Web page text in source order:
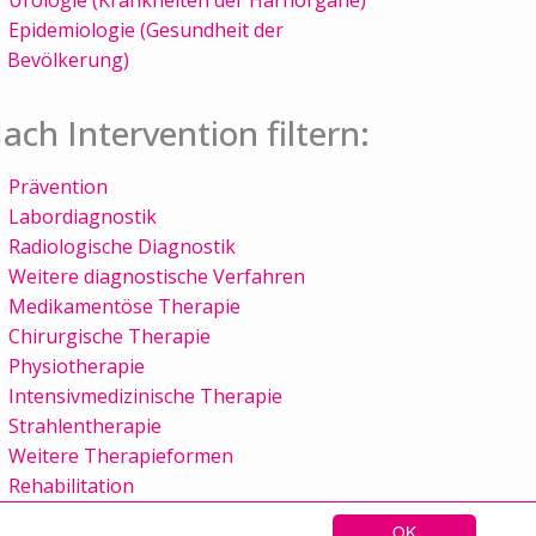
OK
Epidemiologie (Gesundheit der
Bevölkerung)
Intervention filtern:
Prävention
Labordiagnostik
Radiologische Diagnostik
Weitere diagnostische Verfahren
Medikamentöse Therapie
Chirurgische Therapie
Physiotherapie
Intensivmedizinische Therapie
Strahlentherapie
Weitere Therapieformen
Rehabilitation